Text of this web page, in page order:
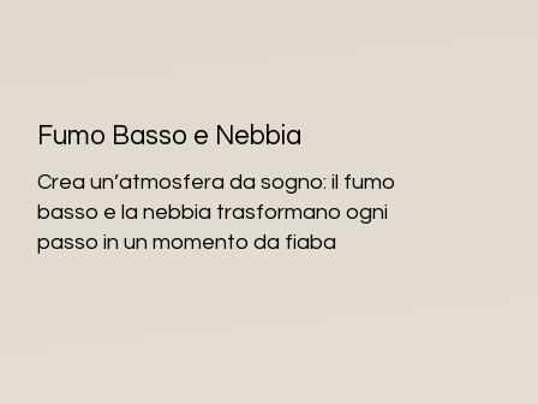
Fumo Basso e Nebbia
Crea un’atmosfera da sogno: il fumo
basso e la nebbia trasformano ogni
passo in un momento da fiaba